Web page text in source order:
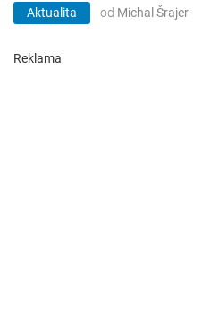
Aktualita od Michal Šrajer
Reklama